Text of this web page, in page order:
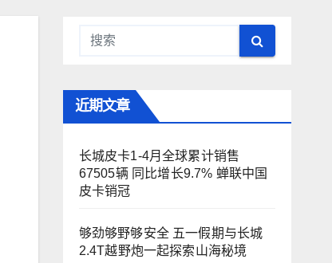
近期文章
长城皮卡1-4月全球累计销售
67505辆 同比增长9.7% 蝉联中国
皮卡销冠
够劲够野够安全 五一假期与长城
2.4T越野炮一起探索山海秘境